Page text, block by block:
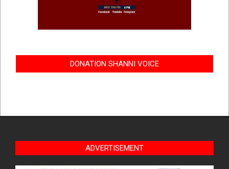
DONATION SHANNI VOICE
ADVERTISEMENT